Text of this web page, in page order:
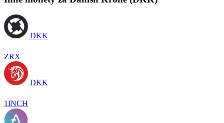
DKK
ZRX
DKK
1INCH